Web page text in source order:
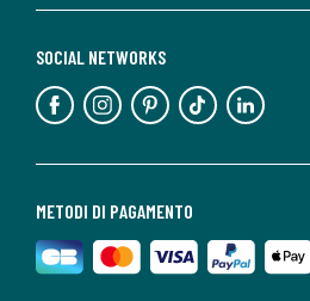
METODI DI PAGAMENTO
SOCIAL NETWORKS